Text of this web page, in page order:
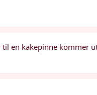
en kakepinne kommer